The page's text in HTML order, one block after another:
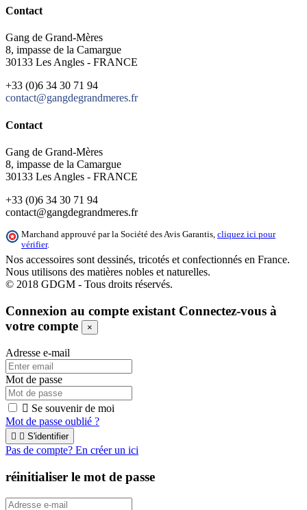
Contact
Gang de Grand-Mères
8, impasse de la Camargue
30133 Les Angles - FRANCE
+33 (0)6 34 30 71 94
contact@gangdegrandmeres.fr
Contact
Gang de Grand-Mères
8, impasse de la Camargue
30133 Les Angles - FRANCE
+33 (0)6 34 30 71 94
contact@gangdegrandmeres.fr
Marchand approuvé par la Société des Avis Garantis, cliquez ici pour
vérifier.
Nos accessoires sont dessinés, tricotés et confectionnés en France.
Nous utilisons des matières nobles et naturelles.
© 2018 GDGM - Tous droits réservés.
Connexion au compte existant Connectez-vous à
votre compte
×
Adresse e-mail
Mot de passe
 Se souvenir de moi
Mot de passe oublié ?
  S'identifier
Pas de compte? En créer un ici
réinitialiser le mot de passe